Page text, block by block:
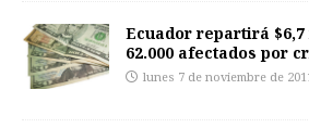
Ecuador repartirá
62.000 afectados por
lunes 7 de noviembre de